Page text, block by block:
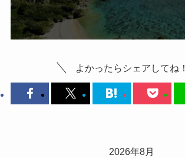
よかったらシェアしてね！
2026年8月